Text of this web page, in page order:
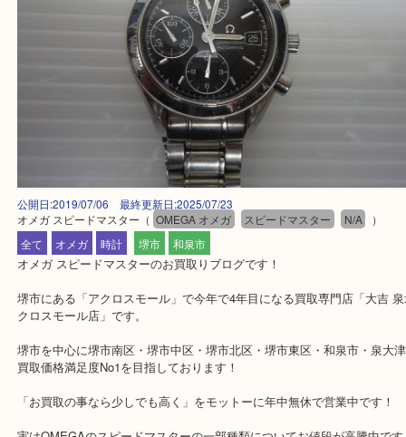
公開日:2019/07/06 最終更新日:2025/07/23
オメガ スピードマスター
全て
オメガ 時計 堺市 和泉市
オメガ スピードマスターのお買取りブログです！
堺市にある「アクロスモール」で今年で4年目になる買取専門店「